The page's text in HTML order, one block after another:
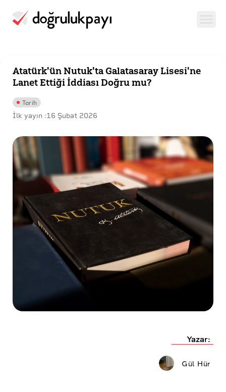
Atatürk'ün Nutuk'ta Galatasaray Lisesi'ne
Lanet Ettiği İddiası Doğru mu?
Tarih
İlk yayın :16 Şubat 2026
Yazar:
Gül Hür